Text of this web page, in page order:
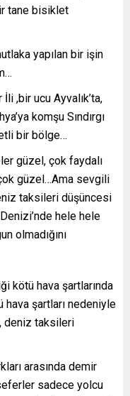
tane bisiklet
yapılan bir işin
,bir ucu Ayvalık’ta,
komşu Sındırgı
bir bölge…
güzel, çok faydalı
güzel…Ama sevgili
taksileri düşüncesi
hele hele
olmadığını
kötü hava şartlarında
şartları nedeniyle
deniz taksileri
arasında demir
sadece yolcu